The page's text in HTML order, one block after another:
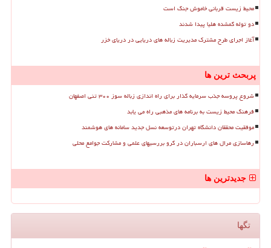
محیط زیست قربانی خاموش جنگ است
دو توله گمشده هلیا پیدا شدند
آغاز اجرای طرح مشترک مدیریت زباله های دریایی در دریای خزر
پربحث ترین ها
شروع پروسه جذب سرمایه گذار برای راه اندازی زباله سوز ۳۰۰ تنی اصفهان
فرهنگ محیط زیست به برنامه های مذهبی راه می یابد
موفقیت محققان دانشگاه تهران درتوسعه نسل جدید سامانه های هوشمند
رهاسازی مرال های ارسباران در گرو بررسیهای علمی و مشارکت جوامع محلی
جدیدترین ها
تگها